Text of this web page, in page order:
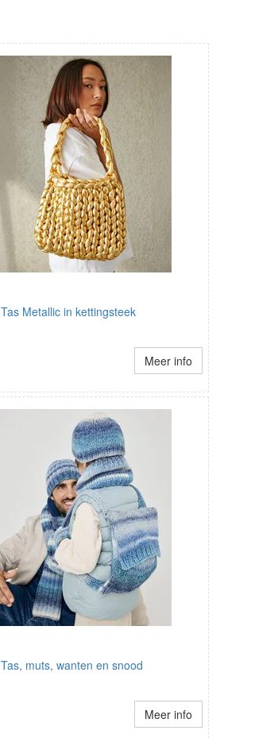
Tas Metallic in kettingsteek
Meer info
Tas, muts, wanten en snood
Meer info